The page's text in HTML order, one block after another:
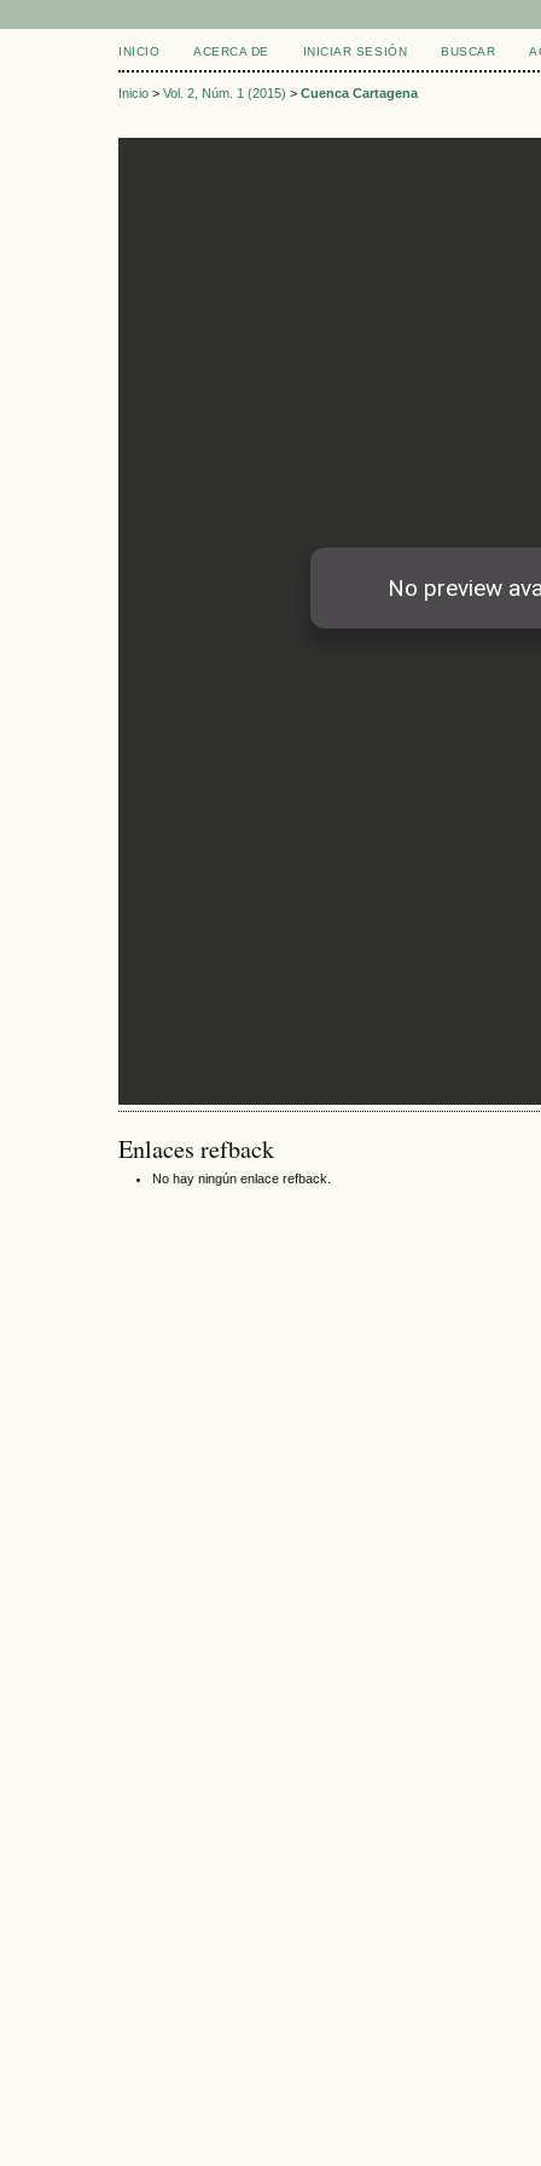
INICIO ACERCA DE INICIAR SESIÓN BUSCAR
Inicio > Vol. 2, Núm. 1 (2015) > Cuenca Cartagena
Enlaces refback
No hay ningún enlace refback.